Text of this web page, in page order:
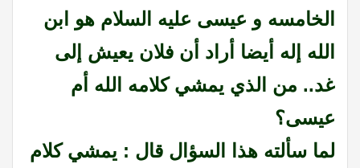
الخامسه و عيسى عليه السلام هو ابن
الله إله أيضا أراد أن فلان يعيش إلى
غد.. من الذي يمشي كلامه الله أم
عيسى؟
لما سألته هذا السؤال قال : يمشي كلام